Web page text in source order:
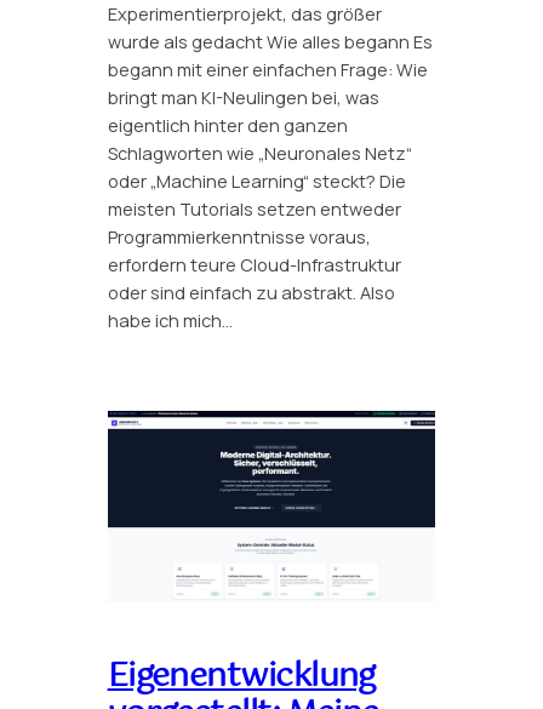
Experimentierprojekt, das größer
wurde als gedacht Wie alles begann Es
begann mit einer einfachen Frage: Wie
bringt man KI-Neulingen bei, was
eigentlich hinter den ganzen
Schlagworten wie „Neuronales Netz“
oder „Machine Learning“ steckt? Die
meisten Tutorials setzen entweder
Programmierkenntnisse voraus,
erfordern teure Cloud-Infrastruktur
oder sind einfach zu abstrakt. Also
habe ich mich…
Eigenentwicklung